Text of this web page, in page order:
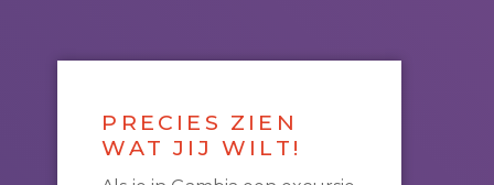
PRECIES ZIEN
WAT JIJ WILT!